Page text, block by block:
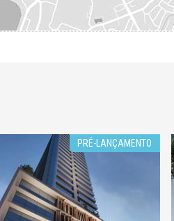
PRÉ-LANÇAMENTO